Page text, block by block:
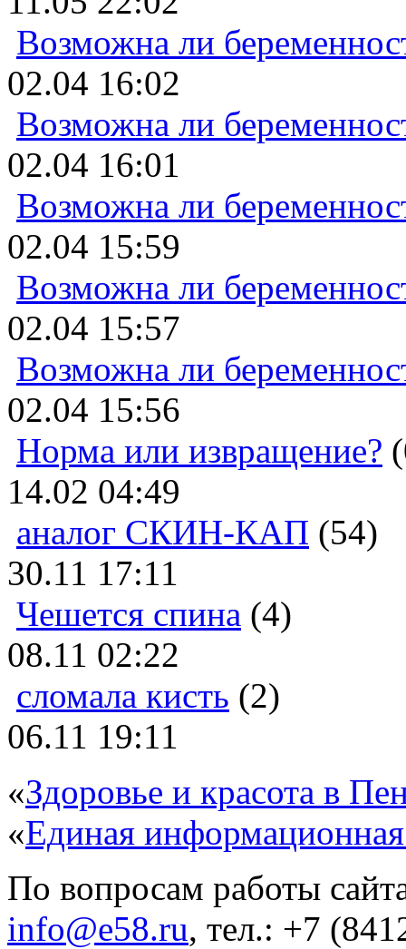
Возможна ли
02.04 16:02
Возможна ли
02.04 16:01
Возможна ли
02.04 15:59
Возможна ли
02.04 15:57
Возможна ли
02.04 15:56
Норма или извращение?
14.02 04:49
аналог СКИН-КАП (54)
30.11 17:11
Чешется спина (4)
08.11 02:22
сломала кисть (2)
06.11 19:11
«Здоровье и красота в
«Единая
По вопросам работы
info@e58.ru, тел.: +7